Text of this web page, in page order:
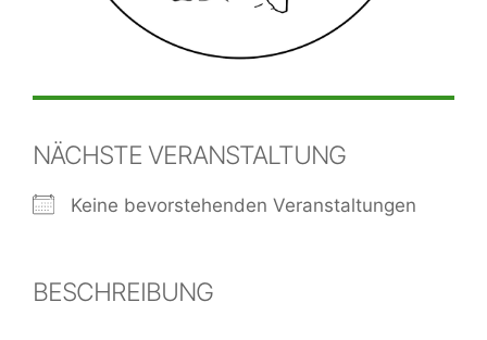
NÄCHSTE VERANSTALTUNG
Keine bevorstehenden Veranstaltungen
BESCHREIBUNG